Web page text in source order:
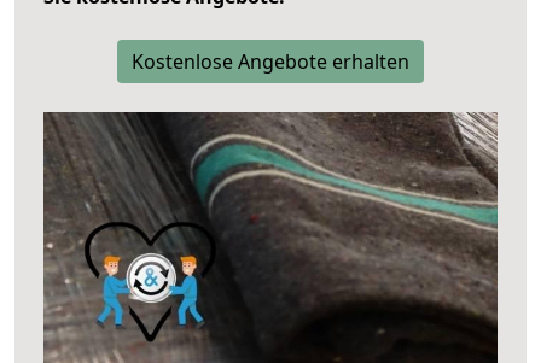
Kostenlose Angebote erhalten